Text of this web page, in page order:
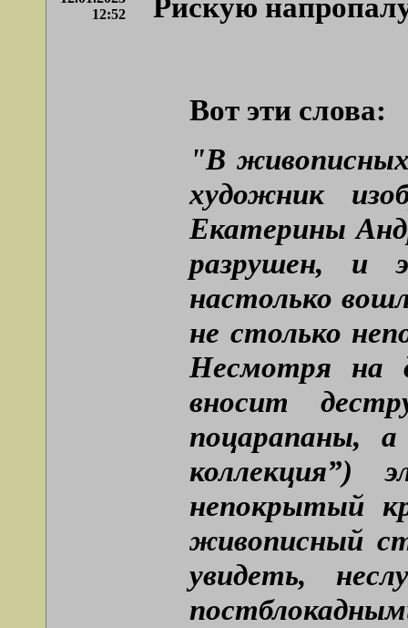
12:52
Рискую
Вот эти слова:
"В
художник
Екатерины
разрушен, и
настолько
не столько
Несмотря на
вносит
поцарапаны, а
коллекция”)
непокрытый
живописный
увидеть,